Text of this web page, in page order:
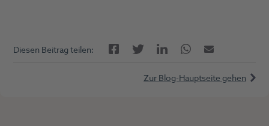
Diesen Beitrag teilen: FacebookTwitterLinkedInTwitterE-Mail
Zur Blog-Hauptseite gehen